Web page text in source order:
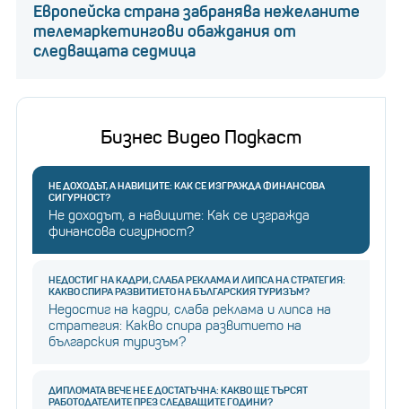
Европейска страна забранява нежеланите
телемаркетингови обаждания от
следващата седмица
Бизнес Видео Подкаст
НЕ ДОХОДЪТ, А НАВИЦИТЕ: КАК СЕ ИЗГРАЖДА ФИНАНСОВА
СИГУРНОСТ?
Не доходът, а навиците: Как се изгражда
финансова сигурност?
НЕДОСТИГ НА КАДРИ, СЛАБА РЕКЛАМА И ЛИПСА НА СТРАТЕГИЯ:
КАКВО СПИРА РАЗВИТИЕТО НА БЪЛГАРСКИЯ ТУРИЗЪМ?
Недостиг на кадри, слаба реклама и липса на
стратегия: Какво спира развитието на
българския туризъм?
ДИПЛОМАТА ВЕЧЕ НЕ Е ДОСТАТЪЧНА: КАКВО ЩЕ ТЪРСЯТ
РАБОТОДАТЕЛИТЕ ПРЕЗ СЛЕДВАЩИТЕ ГОДИНИ?